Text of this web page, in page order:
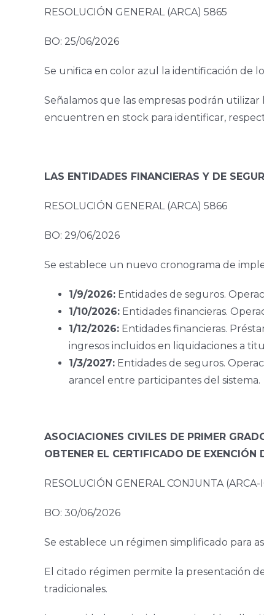
RESOLUCIÓN GENERAL (ARCA) 5865
BO: 25/06/2026
Se unifica en color azul la identificación de
Señalamos que las empresas podrán
encuentren en stock para identificar,
LAS ENTIDADES FINANCIERAS Y DE
RESOLUCIÓN GENERAL (ARCA) 5866
BO: 29/06/2026
Se establece un nuevo cronograma de
1/9/2026: Entidades de seguros.
1/10/2026: Entidades financieras.
1/12/2026: Entidades financieras.
ingresos incluidos en liquidaciones a
1/3/2027: Entidades de seguros.
arancel entre participantes del sistema.
ASOCIACIONES CIVILES DE PRIMER
OBTENER EL CERTIFICADO DE
RESOLUCIÓN GENERAL CONJUNTA
BO: 30/06/2026
Se establece un régimen simplificado para
El citado régimen permite la presentación
tradicionales.